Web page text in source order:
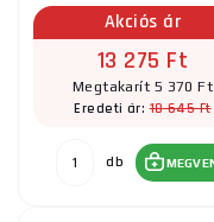
Akciós ár
13 275 Ft
Megtakarít 5 370 Ft
Eredeti ár:18 645 Ft
db